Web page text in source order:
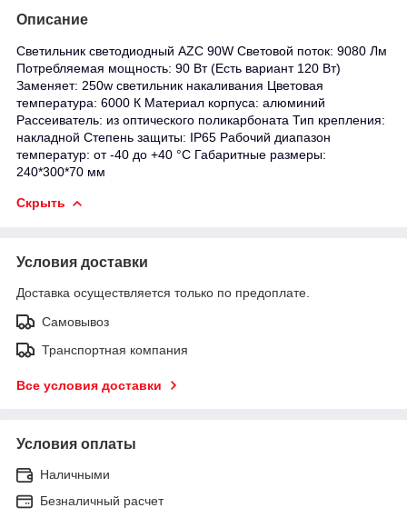
Описание
Светильник светодиодный AZC 90W Световой поток: 9080 Лм
Потребляемая мощность: 90 Вт (Есть вариант 120 Вт)
Заменяет: 250w светильник накаливания Цветовая
температура: 6000 К Материал корпуса: алюминий
Рассеиватель: из оптического поликарбоната Тип крепления:
накладной Степень защиты: IP65 Рабочий диапазон
температур: от -40 до +40 °С Габаритные размеры:
240*300*70 мм
Скрыть
Условия доставки
Доставка осуществляется только по предоплате.
Самовывоз
Транспортная компания
Все условия доставки
Условия оплаты
Наличными
Безналичный расчет